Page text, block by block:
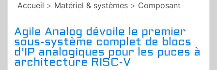
Accueil > Matériel & systèmes > Composant
Agile Analog dévoile le premier
sous-système complet de blocs
d’IP analogiques pour les puces à
architecture RISC-V